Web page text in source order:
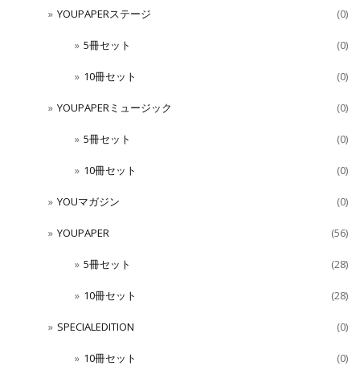
YOUPAPERステージ (0)
5冊セット (0)
10冊セット (0)
YOUPAPERミュージック (0)
5冊セット (0)
10冊セット (0)
YOUマガジン (0)
YOUPAPER (56)
5冊セット (28)
10冊セット (28)
SPECIALEDITION (0)
10冊セット (0)